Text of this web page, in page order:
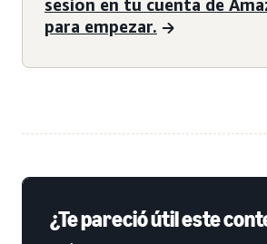
sesión en tu cuenta de
para empezar.
¿Te pareció útil este